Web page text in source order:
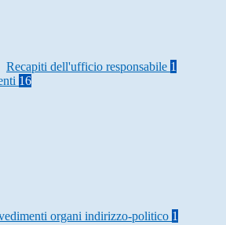
Recapiti dell'ufficio responsabile 1
16
organi indirizzo-politico 1